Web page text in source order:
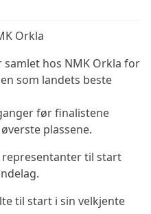
Orkla
samlet hos NMK Orkla for
som landets beste
før finalistene
plassene.
representanter til start
til start i sin velkjente